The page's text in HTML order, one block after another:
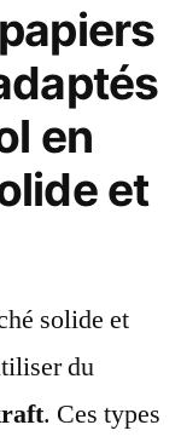
en
et
solide et
du
. Ces types